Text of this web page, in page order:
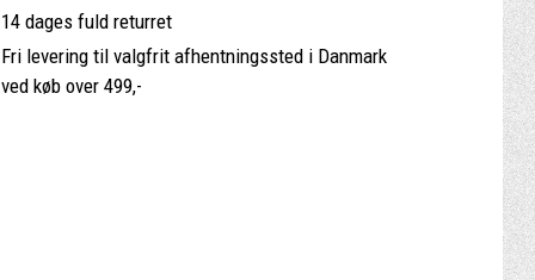
14 dages fuld returret
Fri levering til valgfrit afhentningssted i Danmark
ved køb over 499,-